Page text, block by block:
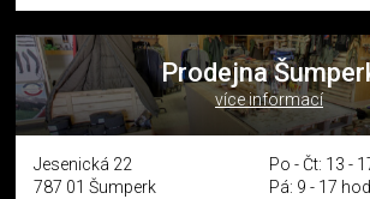
Prodejna
více informací
Jesenická 22
787 01 Šumperk
Po - Čt: 13 -
Pá: 9 - 17 hod.